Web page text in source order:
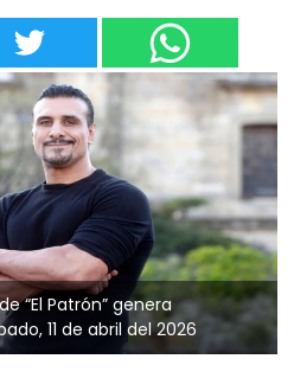
“El Patrón” genera
11 de abril del 2026